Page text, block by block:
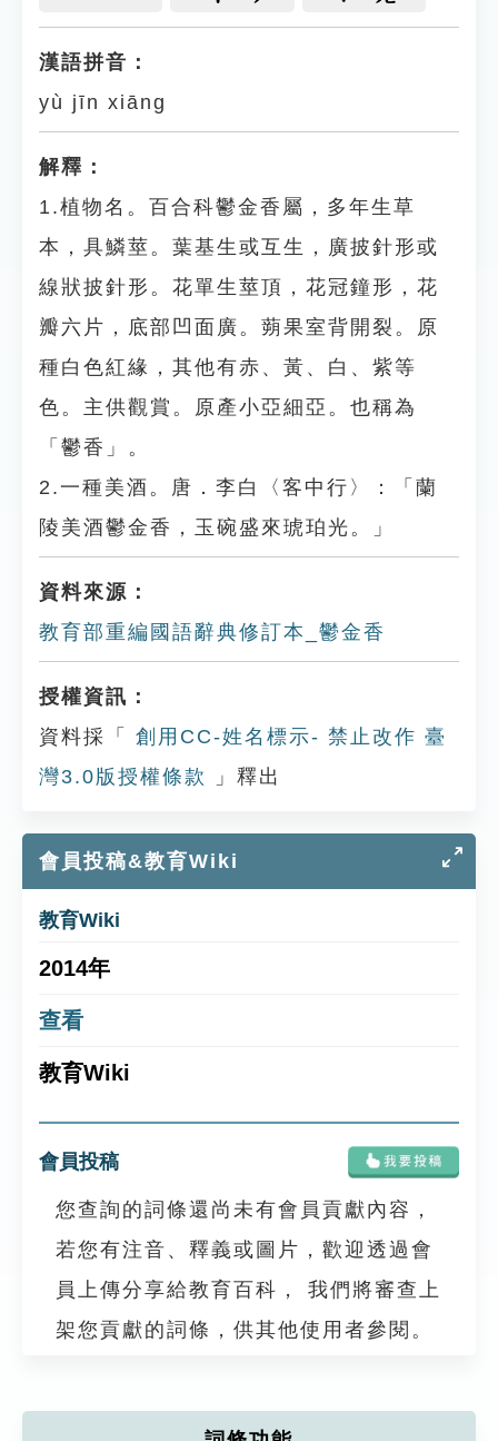
漢語拼音：
yù jīn xiāng
解釋：
1.植物名。百合科鬱金香屬，多年生草
本，具鱗莖。葉基生或互生，廣披針形或
線狀披針形。花單生莖頂，花冠鐘形，花
瓣六片，底部凹面廣。蒴果室背開裂。原
種白色紅緣，其他有赤、黃、白、紫等
色。主供觀賞。原產小亞細亞。也稱為
「鬱香」。
2.一種美酒。唐．李白〈客中行〉：「蘭
陵美酒鬱金香，玉碗盛來琥珀光。」
資料來源：
教育部重編國語辭典修訂本_鬱金香
授權資訊：
資料採「
創用CC-姓名標示- 禁止改作 臺
灣3.0版授權條款
」釋出
會員投稿&教育Wiki
教育Wiki
2014年
查看
教育Wiki
會員投稿
您查詢的詞條還尚未有會員貢獻內容，
若您有注音、釋義或圖片，歡迎透過會
員上傳分享給教育百科， 我們將審查上
架您貢獻的詞條，供其他使用者參閱。